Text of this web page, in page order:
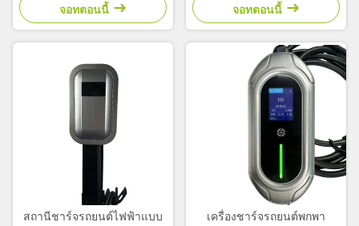
ใช้ในบ้าน
จอทตอนนี้
ควบคุมแอปสำหรับการชาร์จ
บ้านอัจฉริยะ
จอทตอนนี้
สถานีชาร์จรถยนต์ไฟฟ้าแบบ
เครื่องชาร์จรถยนต์พกพา